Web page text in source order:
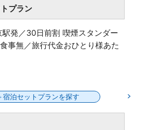
プラン
発／30日前割 喫煙スタンダー
事無／旅行代金おひとり様あた
宿泊セットプランを探す